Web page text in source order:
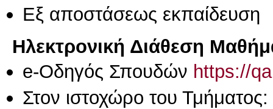
Eξ απoστάσεως εκπαίδευση
Ηλεκτρονική Διάθεση
e-Οδηγός Σπουδών https://
Στον ιστοχώρο του Τμήματος: